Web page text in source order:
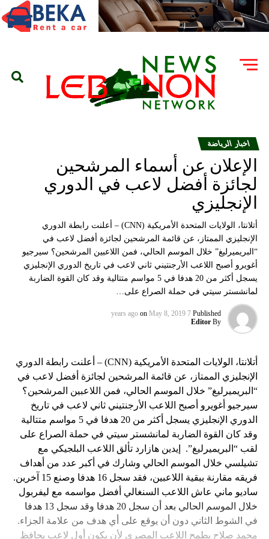
اخبار الرياضة
الإعلان عن أسماء المرشحين
لجائزة أفضل لاعب في الدوري
الإنجليزي
أتلانتا، الولايات المتحدة الأمريكية (CNN) – أعلنت رابطة الدوري
الإنجليزي الممتاز، عن قائمة المرشحين لجائزة أفضل لاعب في
“البريميرليغ” خلال الموسم الحالي، فمن اللاعبين المرشحين؟ سيرجيو
أغويرو أصبح اللاعب الأرجنتيني ثاني لاعب في تاريخ الدوري الإنجليزي
يسجل أكثر من 20 هدفا في 5 مواسم متتالية وقد كان القوة الضاربة
لمانشستر سيتي في حملة الصراع على…
Published
7 years ago
on May 8, 2019
By
Editor
أتلانتا، الولايات المتحدة الأمريكية (CNN) – أعلنت رابطة الدوري
الإنجليزي الممتاز، عن قائمة المرشحين لجائزة أفضل لاعب في
“البريميرليغ” خلال الموسم الحالي، فمن اللاعبين المرشحين؟
سيرجيو أغويرو أصبح اللاعب الأرجنتيني ثاني لاعب في تاريخ
الدوري الإنجليزي يسجل أكثر من 20 هدفا في 5 مواسم متتالية
وقد كان القوة الضاربة لمانشستر سيتي في حملة الصراع على
لقب “البريميرليغ”. إيدين هازارد تألق اللاعب البلجيكي مع
تشيلسي خلال الموسم الحالي وشارك في أكبر عدد من أهداف
فريقه مقارنة ببقية اللاعبين، فقد سجل 16 هدفا وصنع 15 آخرين.
ساديو ماني عاش اللاعب السنغالي أفضل مواسمه مع ليفربول
خلال الموسم الحالي بعد أن سجل 20 هدفا وقد سجل 13 هدفا
في الشوط الثاني دون أن يوقع على أي هدف من علامة الجزاء.
محمد صلاح يطمح اللاعب المصري لأن يكون أول لاعب يحافظ